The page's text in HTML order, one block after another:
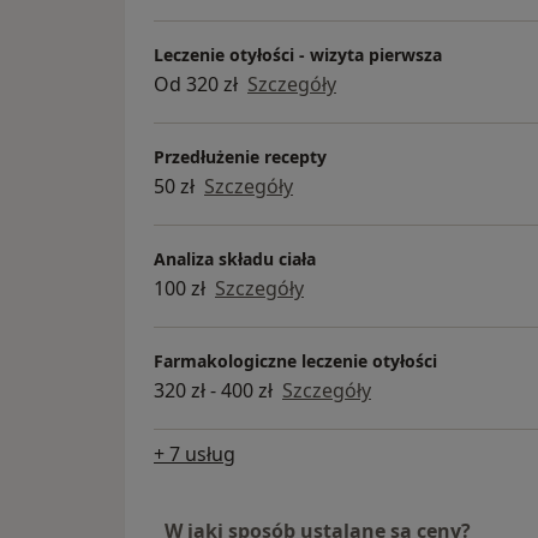
- poradnictwo pomagające
papierosów
- konsultacje bariatryczne, leczenie
- badania laboratoryjne - punkt
codziennie, proszę zapisać się na
godzinę pobrania, aby uniknąć
Leczenie otyłości - wizyta pierwsza
Od 320 zł Szczegóły
Przedłużenie recepty
50 zł Szczegóły
Analiza składu ciała
100 zł Szczegóły
Farmakologiczne leczenie otyłości
320 zł - 400 zł Szczegóły
+ 7 usług
W jaki sposób ustalane są ceny?